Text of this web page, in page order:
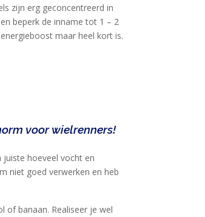
zijn erg geconcentreerd in
beperk de inname tot 1 – 2
maar heel kort is.
voor wielrenners!
hoeveel vocht en
niet goed verwerken en heb
of banaan. Realiseer je wel